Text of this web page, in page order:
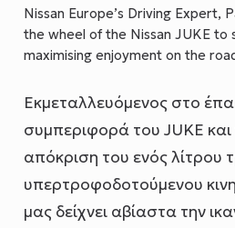
Nissan Europe’s Driving Expert,
the wheel of the Nissan JUKE to
maximising enjoyment on the
Εκμεταλλευόμενος στο
συμπεριφορά του JUKE
απόκριση του ενός λίτρου
υπερτροφοδοτούμενου
μας δείχνει αβίαστα την